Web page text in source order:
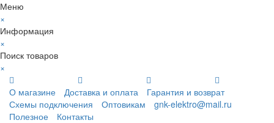
Меню
×
Информация
×
Поиск товаров
×
О магазине
Доставка и оплата
Гарантия и возврат
Схемы подключения
Оптовикам
gnk-elektro@mail.ru
Полезное
Контакты